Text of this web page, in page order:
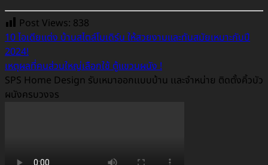
Post Views: 838
10 ไอเดียแต่ง บ้านสไตล์โมเดิร์น ให้สวยงามและทันสมัยเหมาะกับปี
2024!
เหตุผลที่คนส่วนใหญ่เลือกใช้ ตู้แขวนผนัง !
SPS Home Design รับเหมาออกเเบบบ้าน เเละจำหน่าย ติดตั้งคิ้วบัว
ผนังครบวงจร